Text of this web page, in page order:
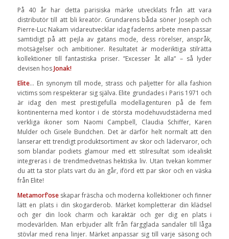
På 40 år har detta parisiska märke utvecklats från att vara
distributör till att bli kreatör. Grundarens båda söner Joseph och
Pierre-Luc Nakam vidareutvecklar idag faderns arbete men passar
samtidigt på att pejla av gatans mode, dess rörelser, anspråk,
motsägelser och ambitioner. Resultatet är moderiktiga stilrätta
kollektioner till fantastiska priser. ”Excesser åt alla” – så lyder
devisen hosJonak!
Elite… En synonym till mode, strass och paljetter för alla fashion
victims som respekterar sig själva. Elite grundades i Paris 1971 och
är idag den mest prestigefulla modellagenturen på de fem
kontinenterna med kontor i de största modehuvudstäderna med
verkliga ikoner som Naomi Campbell, Claudia Schiffer, Karen
Mulder och Gisele Bundchen. Det är därför helt normalt att den
lanserar ett trendigt produktsortiment av skor och lädervaror, och
som blandar podiets glamour med ett stilresultat som idealiskt
integreras i de trendmedvetnas hektiska liv. Utan tvekan kommer
du att ta stor plats vart du än går, iförd ett par skor och en väska
från Elite!
Metamorf’oseskapar fräscha och moderna kollektioner och finner
lätt en plats i din skogarderob. Märket kompletterar din klädsel
och ger din look charm och karaktär och ger dig en plats i
modevärlden. Man erbjuder allt från färgglada sandaler till låga
stövlar med rena linjer. Märket anpassar sig till varje säsong och